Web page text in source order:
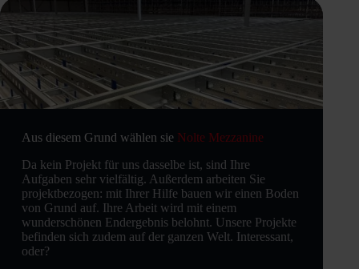
Aus diesem Grund wählen sie Nolte Mezzanine
Da kein Projekt für uns dasselbe ist, sind Ihre
Aufgaben sehr vielfältig. Außerdem arbeiten Sie
projektbezogen: mit Ihrer Hilfe bauen wir einen Boden
von Grund auf. Ihre Arbeit wird mit einem
wunderschönen Endergebnis belohnt. Unsere Projekte
befinden sich zudem auf der ganzen Welt. Interessant,
oder?